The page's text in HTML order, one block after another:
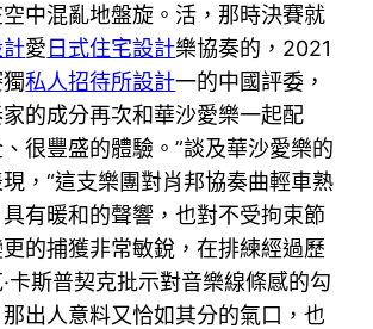
中混亂地盤旋。活，那時決賽就
愛日式住宅設計樂協奏的，2021
私人招待所設計一的中國評委，
的成分再次和華沙愛樂一起配
很豐盛的體驗。”談及華沙愛樂的
，“這支樂團對肖邦協奏曲輕車熟
有暖和的聲響，也對不受拘束節
的捕獲非常敏銳，在排練經過歷
卡斯普契克批示對音樂線條感的勾
出人意料又恰如其分的氣口，也